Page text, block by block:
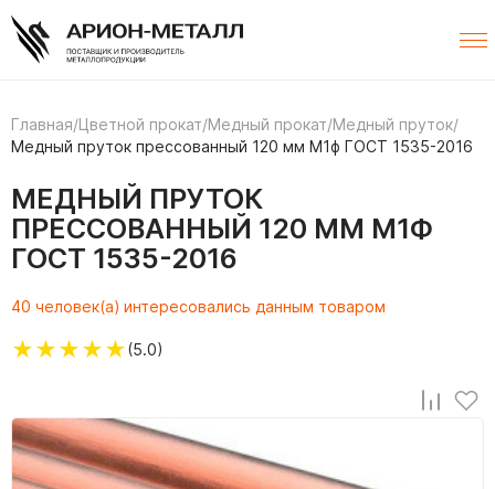
Главная/Цветной прокат/Медный прокат/Медный пруток/
Медный пруток прессованный 120 мм М1ф ГОСТ 1535-2016
МЕДНЫЙ ПРУТОК
ПРЕССОВАННЫЙ 120 ММ М1Ф
ГОСТ 1535-2016
40 человек(а) интересовались данным товаром
★★★★★(5.0)